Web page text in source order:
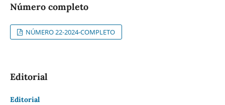
Número completo
NÚMERO 22-2024-COMPLETO
Editorial
Editorial